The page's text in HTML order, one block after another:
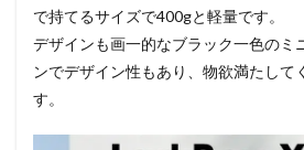
で持てるサイズで400gと軽量です。
デザインも画一的なブラック一色のミ
ンでデザイン性もあり、物欲満たして
す。